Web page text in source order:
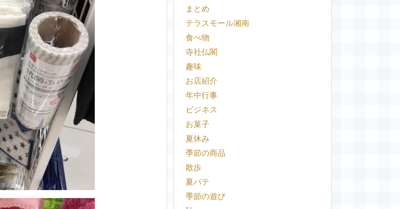
まとめ
テラスモール湘南
食べ物
寺社仏閣
趣味
お店紹介
年中行事
ビジネス
お菓子
夏休み
季節の商品
散歩
夏バテ
季節の遊び